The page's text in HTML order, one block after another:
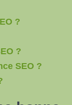
?
?
SEO ?